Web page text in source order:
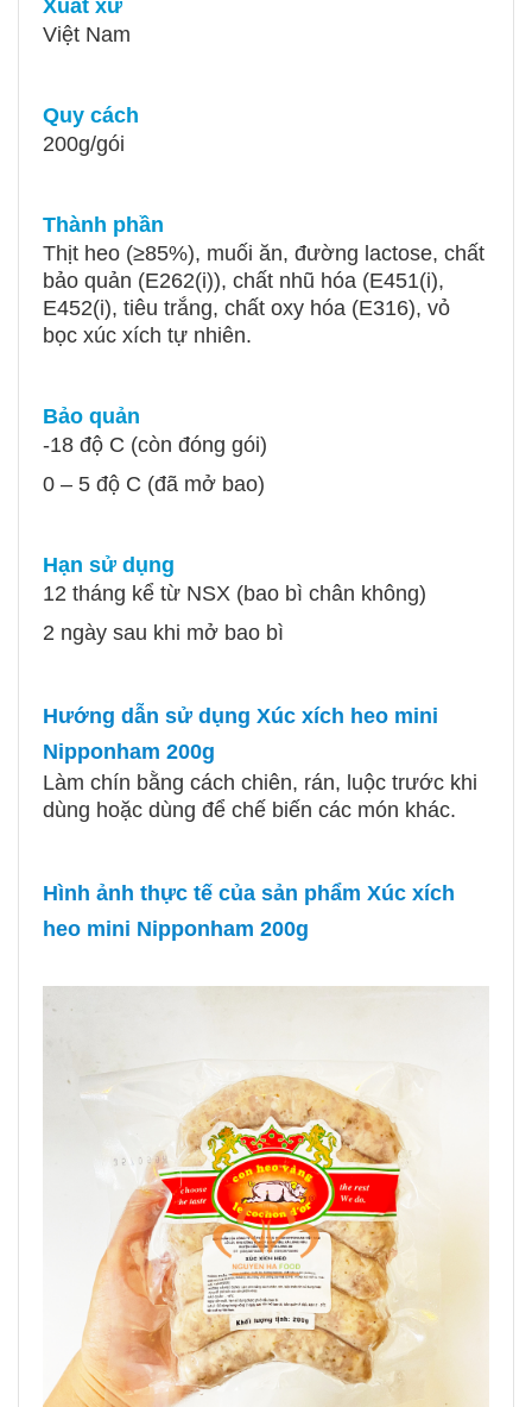
Xuất xứ
Việt Nam
Quy cách
200g/gói
Thành phần
Thịt heo (≥85%), muối ăn, đường lactose, chất
bảo quản (E262(i)), chất nhũ hóa (E451(i),
E452(i), tiêu trắng, chất oxy hóa (E316), vỏ
bọc xúc xích tự nhiên.
Bảo quản
-18 độ C (còn đóng gói)
0 – 5 độ C (đã mở bao)
Hạn sử dụng
12 tháng kể từ NSX (bao bì chân không)
2 ngày sau khi mở bao bì
Hướng dẫn sử dụng Xúc xích heo mini
Nipponham 200g
Làm chín bằng cách chiên, rán, luộc trước khi
dùng hoặc dùng để chế biến các món khác.
Hình ảnh thực tế của sản phẩm Xúc xích
heo mini Nipponham 200g